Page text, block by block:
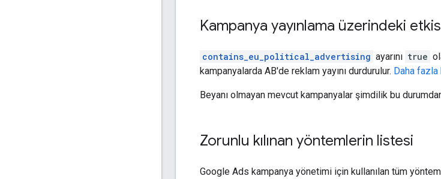
Kampanya yayınlama üzerindeki
contains_eu_political_advertising ayarını true
kampanyalarda AB'de reklam yayını durdurulur. Daha
Beyanı olmayan mevcut kampanyalar şimdilik bu
Zorunlu kılınan yöntemlerin listesi
Google Ads kampanya yönetimi için kullanılan tüm